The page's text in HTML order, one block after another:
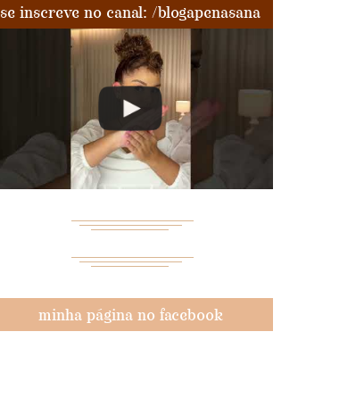
se inscreve no canal: /blogapenasana
minha página no facebook